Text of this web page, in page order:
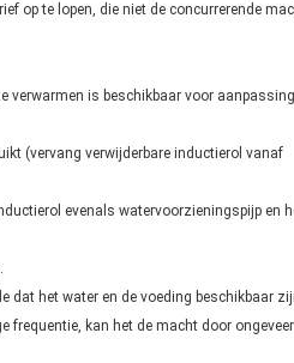
op te lopen, die niet de concurrerende
verwarmen is beschikbaar voor
(vervang verwijderbare inductierol vanaf
evenals watervoorzieningspijp en
dat het water en de voeding beschikbaar
frequentie, kan het de macht door